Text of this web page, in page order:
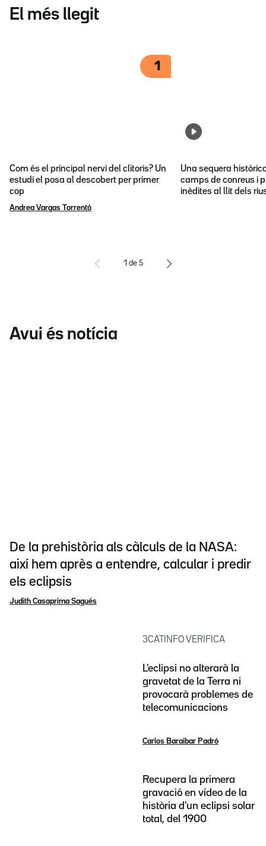
El més llegit
1
Com és el principal nervi del clítoris? Un
estudi el posa al descobert per primer
cop
Andrea Vargas Torrentó
Una sequera
camps de conreus i
inèdites al llit dels
1 de 5
Avui és notícia
De la prehistòria als càlculs de la NASA:
així hem après a entendre, calcular i predir
els eclipsis
Judith Casaprima Sagués
3CATINFO VERIFICA
L'eclipsi no alterarà la
gravetat de la Terra ni
provocarà problemes de
telecomunicacions
Carlos Baraibar Padró
Recupera la primera
gravació en vídeo de la
història d'un eclipsi solar
total, del 1900